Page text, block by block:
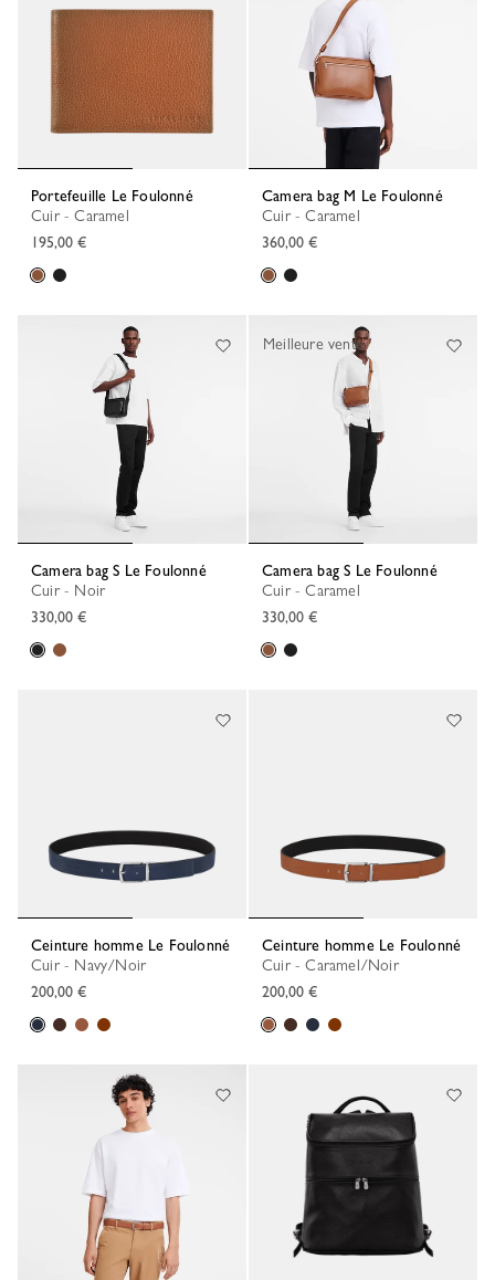
Portefeuille Le Foulonné
Cuir - Caramel
195,00 €
Camera bag M Le Foulonné
Cuir - Caramel
360,00 €
Camera bag S Le Foulonné
Cuir - Noir
330,00 €
Camera bag S Le Foulonné
Cuir - Caramel
330,00 €
Meilleure vente
Ceinture homme Le Foulonné
Cuir - Navy/Noir
200,00 €
Ceinture homme Le Foulonné
Cuir - Caramel/Noir
200,00 €